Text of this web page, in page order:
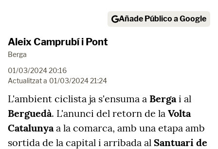
Añade Público a Google
Aleix Camprubí i Pont
Berga
01/03/2024 20:16
Actualitzat a 01/03/2024 21:24
L'ambient ciclista ja s'ensuma a Bergai al
Berguedà. L'anunci del retorn de la Volta
Catalunyaa la comarca, amb una etapa amb
sortida de la capital i arribada al Santuari de